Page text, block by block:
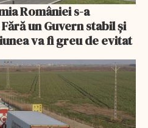
României s-a
un Guvern stabil și
va fi greu de evitat